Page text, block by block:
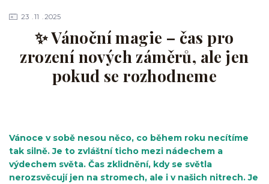
23 11 2025
✨ Vánoční magie – čas pro
zrození nových záměrů, ale jen
pokud se rozhodneme
Vánoce v sobě nesou něco, co během roku necítíme
tak silně. Je to zvláštní ticho mezi nádechem a
výdechem světa. Čas zklidnění, kdy se světla
nerozsvěcují jen na stromech, ale i v našich nitrech. Je